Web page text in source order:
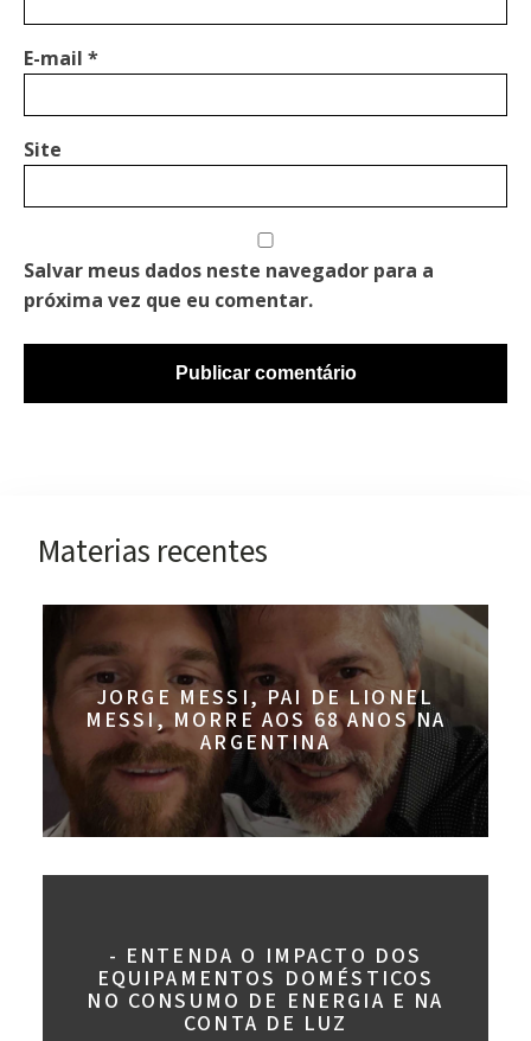
E-mail *
Site
Salvar meus dados neste navegador para a
próxima vez que eu comentar.
Materias recentes
JORGE MESSI, PAI DE LIONEL
MESSI, MORRE AOS 68 ANOS NA
ARGENTINA
- ENTENDA O IMPACTO DOS
EQUIPAMENTOS DOMÉSTICOS
NO CONSUMO DE ENERGIA E NA
CONTA DE LUZ